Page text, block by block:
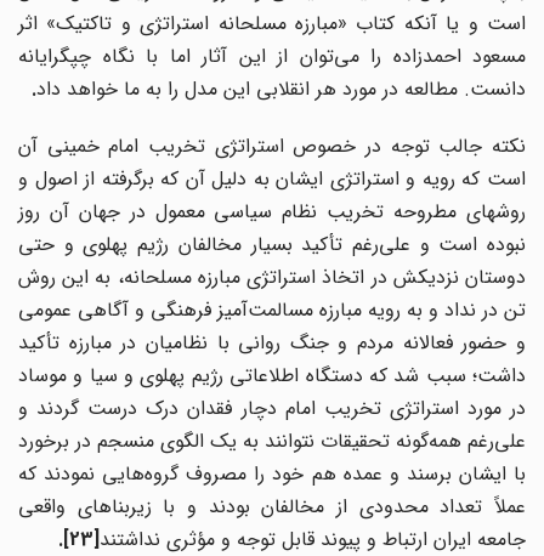
است و یا آنکه کتاب «مبارزه مسلحانه استراتژی و تاکتیک» اثر
مسعود احمدزاده را می‌توان از این آثار اما با نگاه چپگرایانه
دانست. مطالعه در مورد هر انقلابی این مدل را به ما خواهد داد.
نکته جالب توجه در خصوص استراتژی تخریب امام خمینی آن
است که رویه و استراتژی ایشان به دلیل آن که برگرفته از اصول و
روشهای مطروحه تخریب نظام سیاسی معمول در جهان آن روز
نبوده است و علیرغم تأکید بسیار مخالفان رژیم پهلوی و حتی
دوستان نزدیکش در اتخاذ استراتژی مبارزه مسلحانه، به این روش
تن در نداد و به رویه مبارزه مسالمت‌آمیز فرهنگی و آگاهی عمومی
و حضور فعالانه مردم و جنگ روانی با نظامیان در مبارزه تأکید
داشت؛ سبب شد که دستگاه اطلاعاتی رژیم پهلوی و سیا و موساد
در مورد استراتژی تخریب امام دچار فقدان درک درست گردند و
علیرغم همه‌گونه تحقیقات نتوانند به یک الگوی منسجم در برخورد
با ایشان برسند و عمده هم خود را مصروف گروههایی نمودند که
عملاً تعداد محدودی از مخالفان بودند و با زیر‌بناهای واقعی
جامعه ایران ارتباط و پیوند قابل توجه و مؤثری نداشتند.[23]